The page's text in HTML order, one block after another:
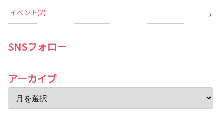
イベント 2
SNSフォロー
アーカイブ